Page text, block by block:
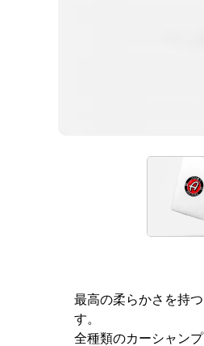
最高の柔らかさを持
す。
全種類のカーシャン